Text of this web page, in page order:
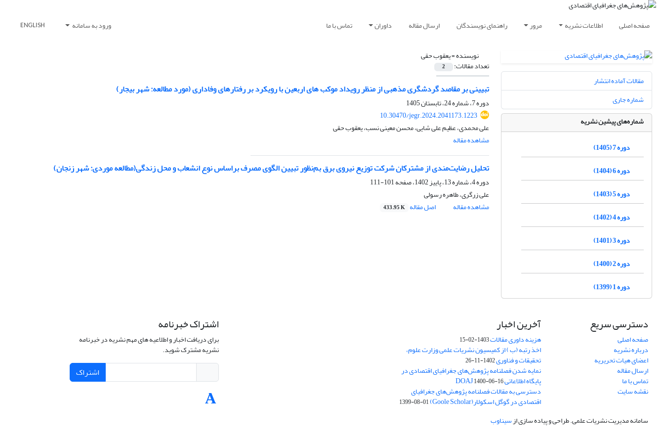
صفحه اصلی اطلاعات نشریه مرور راهنمای نویسندگان ارسال مقاله داوران تماس با ما ورود به سامانه ENGLISH
نویسنده =یعقوب حقی
تعداد مقالات: 2
تبیینی بر مقاصد گردشگری مذهبی از منظر رویداد موکب های اربعین با رویکرد بر رفتارهای وفاداری (مورد مطالعه: شهر بیجار)
دوره 7، شماره 24، تابستان 1405
10.30470/jegr.2024.2041173.1223
علی محمدی، عظیم علی شایی، محسن معینی نسب، یعقوب حقی
مشاهده مقاله
تحلیل رضایت‌مندی از مشترکان شرکت توزیع نیروی برق بم‌نظور تبیین الگوی مصرف براساس نوع انشعاب و محل زندگی(مطالعه موردی: شهر زنجان)
دوره 4، شماره 13، پاییز 1402، صفحه
101-111
علی زرگری، طاهره رسولی
مشاهده مقاله
اصل مقاله 433.95 K
مقالات آماده انتشار
شماره جاری
شماره‌های پیشین نشریه
دوره 7 (1405)
دوره 6 (1404)
دوره 5 (1403)
دوره 4 (1402)
دوره 3 (1401)
دوره 2 (1400)
دوره 1 (1399)
دسترسی سریع
صفحه اصلی
درباره نشریه
اعضای هیات تحریریه
ارسال مقاله
تماس با ما
نقشه سایت
آخرین اخبار
هزینه داوری مقالات1403-02-15
اخذ رتبه (ب ) از کمیسیون نشریات علمی وزارت علوم،
تحقیقات و فناوری1402-11-26
نمایه شدن فصلنامه پژوهش‌های جغرافیای اقتصادی در
پایگاه اطلاعاتی DOAJ1400-06-16
دسترسی به مقالات فصلنامه پژوهش‌های جغرافیای
اقتصادی در گوگل اسکولار(Goole Scholar) 1399-08-01
اشتراک خبرنامه
برای دریافت اخبار و اطلاعیه های مهم نشریه در خبرنامه
نشریه مشترک شوید.
اشتراک
سامانه مدیریت نشریات علمی.طراحی و پیاده سازی ازسیناوب